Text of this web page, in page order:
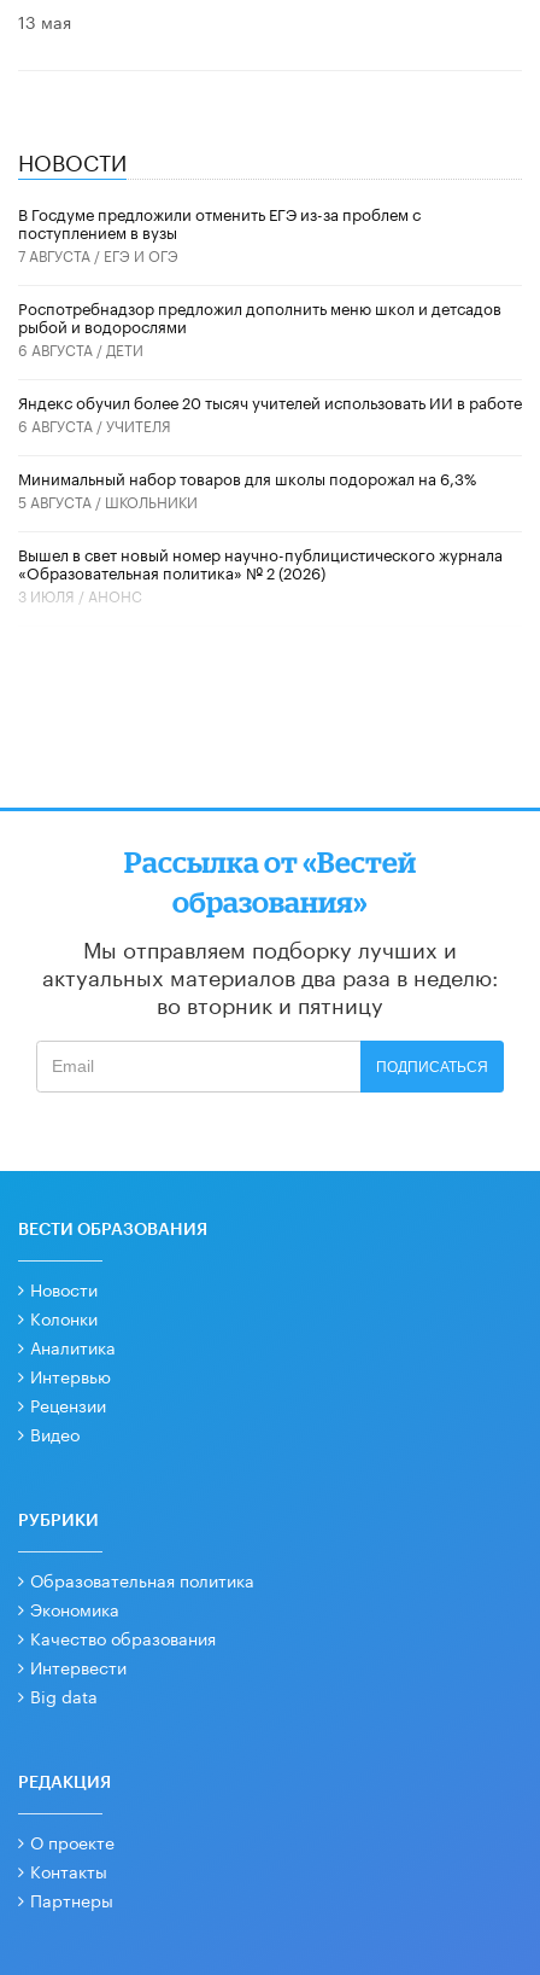
13 мая
НОВОСТИ
В Госдуме предложили отменить ЕГЭ из-за проблем с
поступлением в вузы
7 АВГУСТА / ЕГЭ И ОГЭ
Роспотребнадзор предложил дополнить меню школ и детсадов
рыбой и водорослями
6 АВГУСТА / ДЕТИ
​Яндекс обучил более 20 тысяч учителей использовать ИИ в работе
6 АВГУСТА /УЧИТЕЛЯ
Минимальный набор товаров для школы подорожал на 6,3%
5 АВГУСТА / ШКОЛЬНИКИ
Вышел в свет новый номер научно-публицистического журнала
«Образовательная политика» № 2 (2026)
3 ИЮЛЯ / АНОНС
Рассылка от «Вестей
образования»
Мы отправляем подборку лучших и
актуальных материалов два раза в неделю:
во вторник и пятницу
ПОДПИСАТЬСЯ
ВЕСТИ ОБРАЗОВАНИЯ
Новости
Колонки
Аналитика
Интервью
Рецензии
Видео
РУБРИКИ
Образовательная политика
Экономика
Качество образования
Интервести
Big data
РЕДАКЦИЯ
О проекте
Контакты
Партнеры